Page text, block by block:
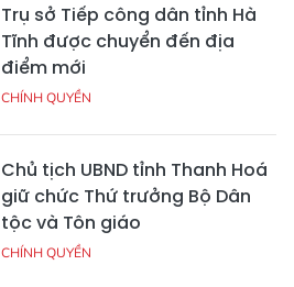
Trụ sở Tiếp công dân tỉnh Hà
Tĩnh được chuyển đến địa
điểm mới
CHÍNH QUYỀN
Chủ tịch UBND tỉnh Thanh Hoá
giữ chức Thứ trưởng Bộ Dân
tộc và Tôn giáo
CHÍNH QUYỀN